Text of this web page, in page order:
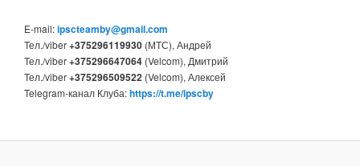
E-mail:ipscteamby@gmail.com
Тел./viber+375296119930 (МТС), Андрей
Тел./viber+375296647064 (Velcom), Дмитрий
Тел./viber+375296509522 (Velcom), Алексей
Telegram-канал Клуба:https://t.me/ipscby